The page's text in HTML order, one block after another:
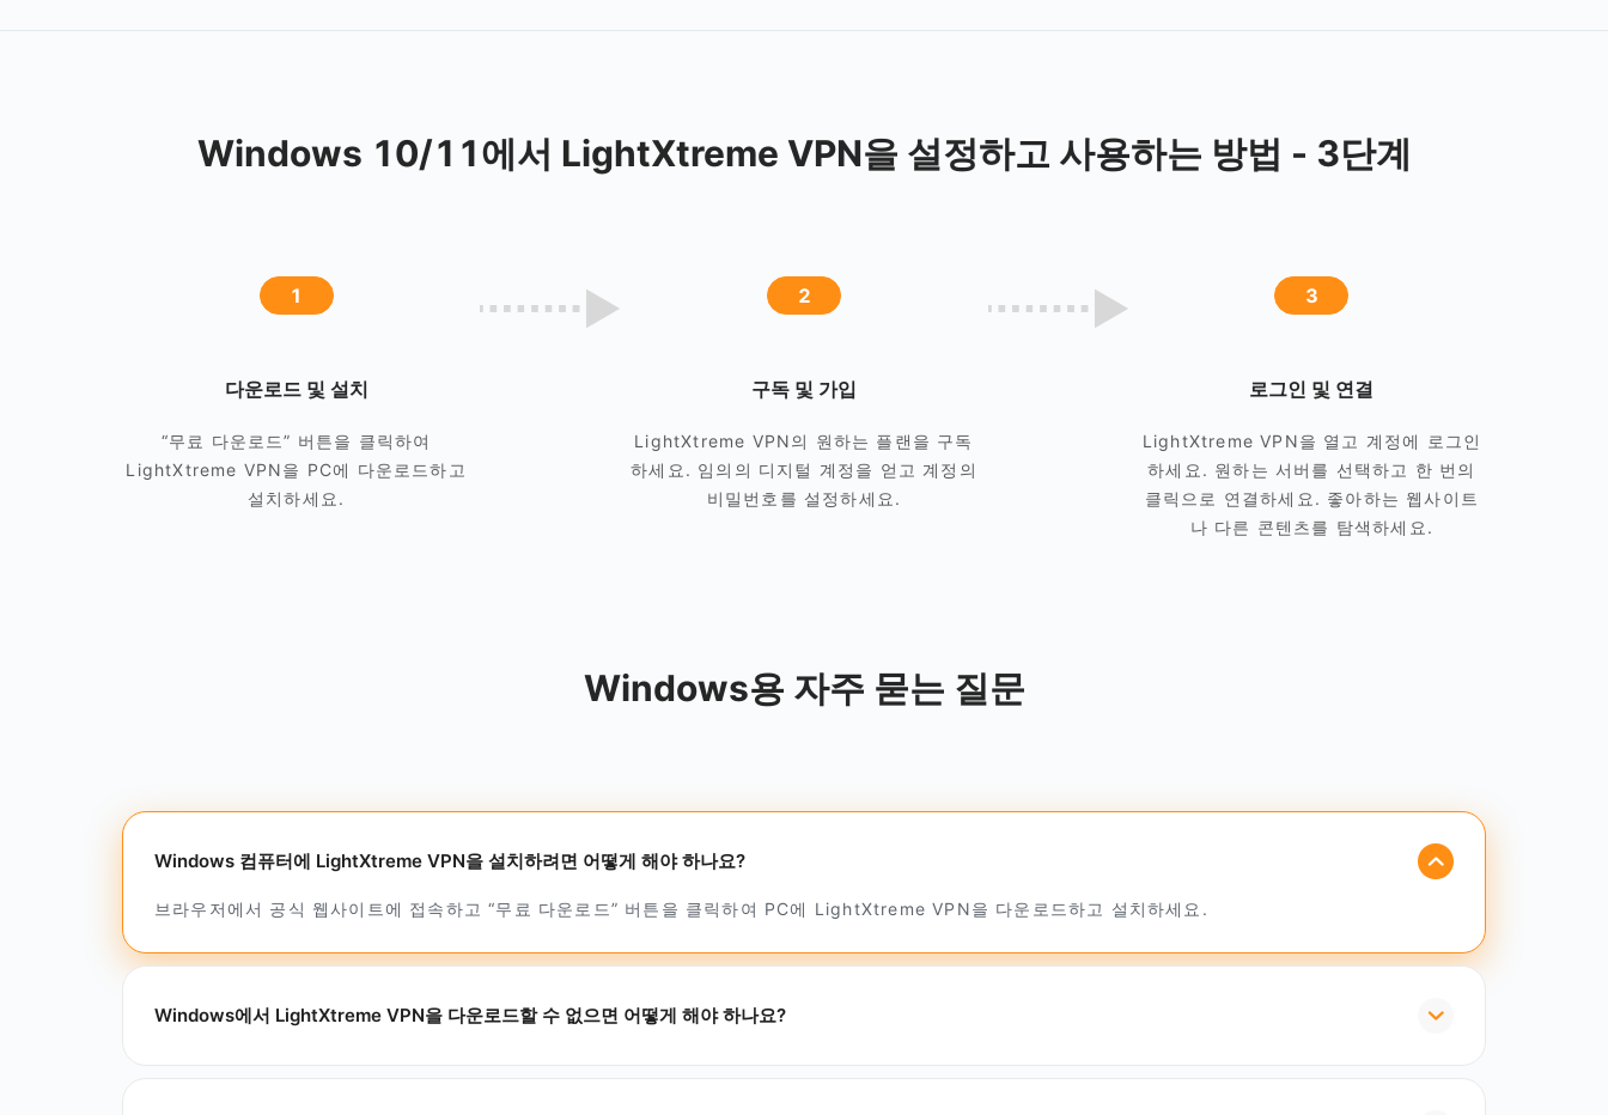
Windows 10/11에서 LightXtreme VPN을 설정하고 사용하는 방법 - 3단계
1
다운로드 및 설치
“무료 다운로드” 버튼을 클릭하여
LightXtreme VPN을 PC에 다운로드하고
설치하세요.
2
구독 및 가입
LightXtreme VPN의 원하는 플랜을 구독
하세요. 임의의 디지털 계정을 얻고 계정의
비밀번호를 설정하세요.
3
로그인 및 연결
LightXtreme VPN을 열고 계정에 로그인
하세요. 원하는 서버를 선택하고 한 번의
클릭으로 연결하세요. 좋아하는 웹사이트
나 다른 콘텐츠를 탐색하세요.
Windows용 자주 묻는 질문
Windows 컴퓨터에 LightXtreme VPN을 설치하려면 어떻게 해야 하나요?
브라우저에서 공식 웹사이트에 접속하고 “무료 다운로드” 버튼을 클릭하여 PC에 LightXtreme VPN을 다운로드하고 설치하세요.
Windows에서 LightXtreme VPN을 다운로드할 수 없으면 어떻게 해야 하나요?